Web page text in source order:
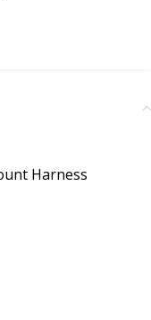
Harness